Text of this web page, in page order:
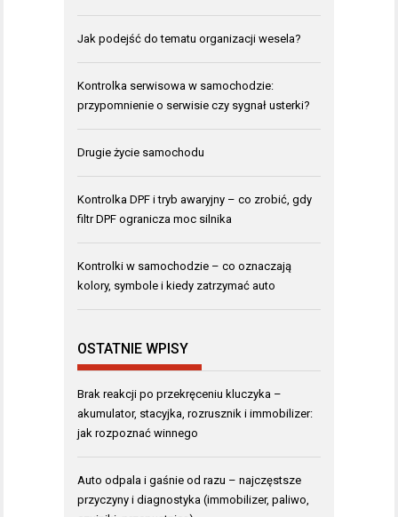
Jak podejść do tematu organizacji wesela?
Kontrolka serwisowa w samochodzie:
przypomnienie o serwisie czy sygnał usterki?
Drugie życie samochodu
Kontrolka DPF i tryb awaryjny – co zrobić, gdy
filtr DPF ogranicza moc silnika
Kontrolki w samochodzie – co oznaczają
kolory, symbole i kiedy zatrzymać auto
OSTATNIE WPISY
Brak reakcji po przekręceniu kluczyka –
akumulator, stacyjka, rozrusznik i immobilizer:
jak rozpoznać winnego
Auto odpala i gaśnie od razu – najczęstsze
przyczyny i diagnostyka (immobilizer, paliwo,